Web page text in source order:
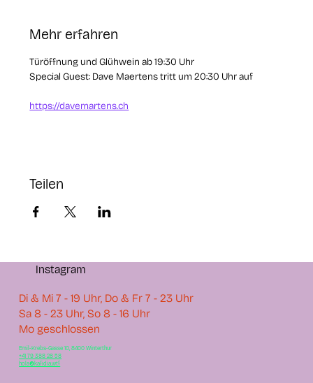
Mehr erfahren
Türöffnung und Glühwein ab 19:30 Uhr
Special Guest: Dave Maertens tritt um 20:30 Uhr auf
https://davemartens.ch
Teilen
Instagram
Di & Mi 7 - 19 Uhr, Do & Fr 7 - 23 Uhr
Sa 8 - 23 Uhr, So 8 - 16 Uhr
Mo geschlossen
Emil-Krebs-Gasse 10, 8400 Winterthur
+41 79 388 28 58
hola@kafidia.wtf